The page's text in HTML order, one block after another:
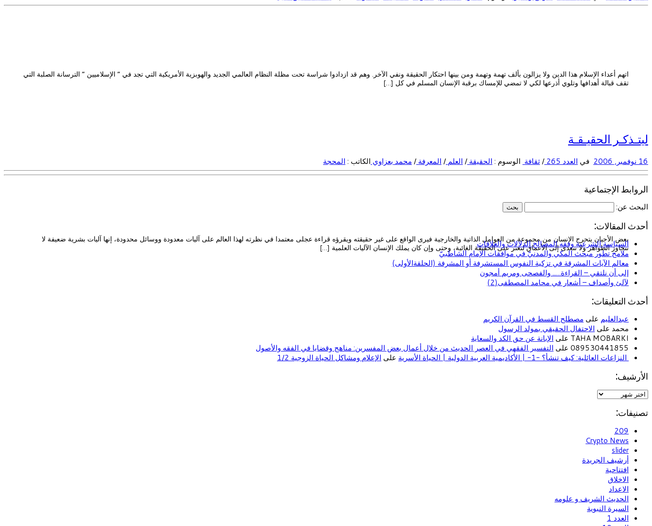
اتهم أعداء الإسلام هذا الدين ولا يزالون بألف تهمة وتهمة ومن بينها احتكار الحقيقة ونفي الآخر. وهم قد ازدادوا شراسة تحت مظلة النظام العالمي الجديد والهوبزية الأمريكية التي تجد في ” الإسلاميين ” الترسانة الصلبة التي
تقف قبالة أهدافها وتلوي أذرعها لكي لا تمضي للإمساك برقبة الإنسان المسلم في كل […]
بعض الأحيان يتحرج الإنسان من مجموعة من العوامل الذاتية والخارجية فيرى الواقع على غير حقيقته ويقرؤه قراءة عجلى معتمدا في نظرته لهذا العالم على آليات معدودة ووسائل محدودة، إنها آليات بشرية ضعيفة لا
تتجاوز الظواهر ولا تتعدى إلى الأعماق لتعثر على الحقيقة الغائبة، وحتى وإن كان يملك الإنسان الآليات العلمية […]
ليتـذكـر الحقيـقـة
16 نوفمبر, 2006 في العدد 265 /ثقافة الوسوم : الحقيقة / العلم / المعرفة / محمد بعزاوي الكاتب : المحجة
الروابط الإجتماعية
البحث عن:
أحدث المقالات:
السياسة الشرعية وفقه المصالح الدلالات والعلاقات
ملامح تطور مبحث المكي والمدنيّ في موافقات الإمام الشاطبيّ
معالم الآيات المشرقة في تزكية النفوس المستشرفة أو المشرفة (الحلقةالأولى)
إلى أن نلتقي – القراءة….. والفصحى ومريم أمجون
لآلئ وأصداف – أشعار في محامد المصطفى(2)
أحدث التعليقات:
عبدالعليم على مصطلح القسط في القرآن الكريم
محمد على الاحتفال الحقيقي بمولد الرسول
TAHA MOBARKI على
الإبانة عن حق الكد والسعاية
089530441855 على
التفسير الفقهي في العصر الحديث من خلال أعمال بعض المفسرين: مناهج وقضايا في الفقه والأصول
النزاعات العائلية: كيف تنشأ؟ -1- | الأكاديمية العربية الدولية | الحياة الأسرية
على الإعلام ومشاكل الحياة الزوجية 1/2
الأرشيف:
تصنيفات:
209
Crypto News
slider
أرشيف الجريدة
افتتاحية
الاخلاق
الاعداد
الحديث الشريف و علومه
السيرة النبوية
العدد 1